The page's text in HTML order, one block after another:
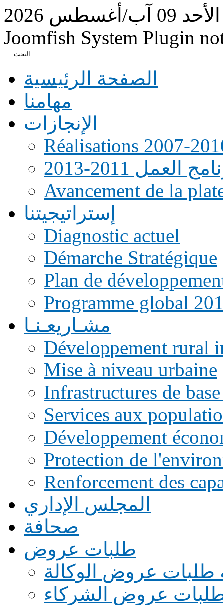
الأحد 09 آب/أغسطس 2026
Joomfish System Plugin
الصفحة الرئيسية
مهامنا
الإنجازات
Réalisations 2007-
العمل 2011-2013
Avancement de la
إستراتيجيتنا
Diagnostic actuel
Démarche Stratégique
Plan de
Programme global
مشـاريعـنـا
Développement rural
Mise à niveau urbaine
Infrastructures de
Services aux
Développement
Protection de
Renforcement des
المجلس الإداري
صحافة
طلبات عروض
طلبات عروض الوكالة
طلبات عروض الشركاء